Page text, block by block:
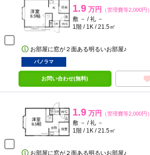
1.9 万円 （管理費等2,000円）
敷 － / 礼 －
1階 / 1K / 21.5㎡
お部屋に窓が２面ある明るいお部屋♪
パノラマ
お問い合わせ(無料)
1.9 万円 （管理費等2,000円）
敷 － / 礼 －
1階 / 1K / 21.5㎡
お部屋に窓が２面ある明るいお部屋♪